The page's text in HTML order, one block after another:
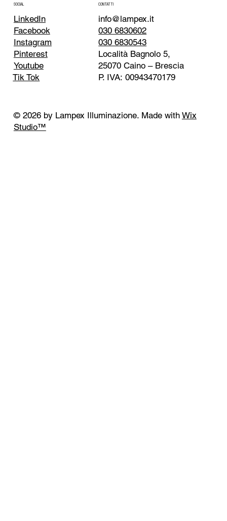
SOCIAL
LinkedIn
Facebook
Instagram
Pinterest
Youtube
Tik Tok
CONTATTI
info@lampex.it
030 6830602
030 6830543
Località Bagnolo 5,
25070 Caino – Brescia
P. IVA: 00943470179
© 2026 by Lampex Illuminazione. Made with Wix
Studio™